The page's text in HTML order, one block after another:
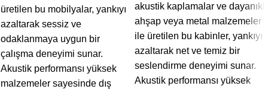
üretilen bu mobilyalar, yankıyı
azaltarak sessiz ve
odaklanmaya uygun bir
çalışma deneyimi sunar.
Akustik performansı yüksek
malzemeler sayesinde dış
akustik kaplamalar ve dayanıklı
ahşap veya metal malzemeler
ile üretilen bu kabinler, yankıyı
azaltarak net ve temiz bir
seslendirme deneyimi sunar.
Akustik performansı yüksek